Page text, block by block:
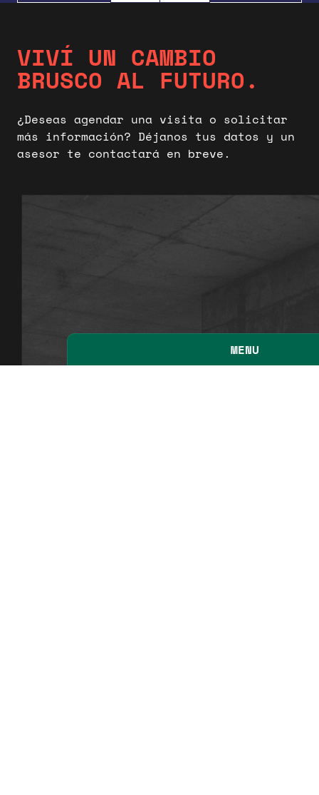
MENU
VIVÍ UN CAMBIO
BRUSCO AL FUTURO.
¿Deseas agendar una visita o solicitar
más información? Déjanos tus datos y un
asesor te contactará en breve.